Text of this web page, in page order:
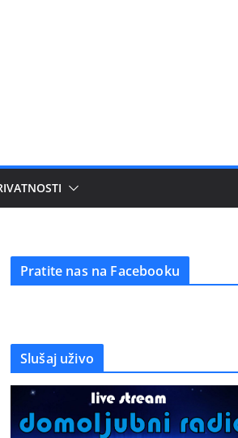
Pratite nas na Facebooku
Slušaj uživo